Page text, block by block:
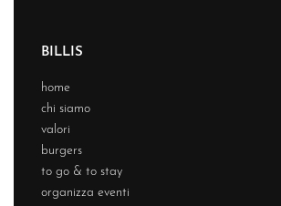
BILLIS
home
chi siamo
valori
burgers
to go & to stay
organizza eventi